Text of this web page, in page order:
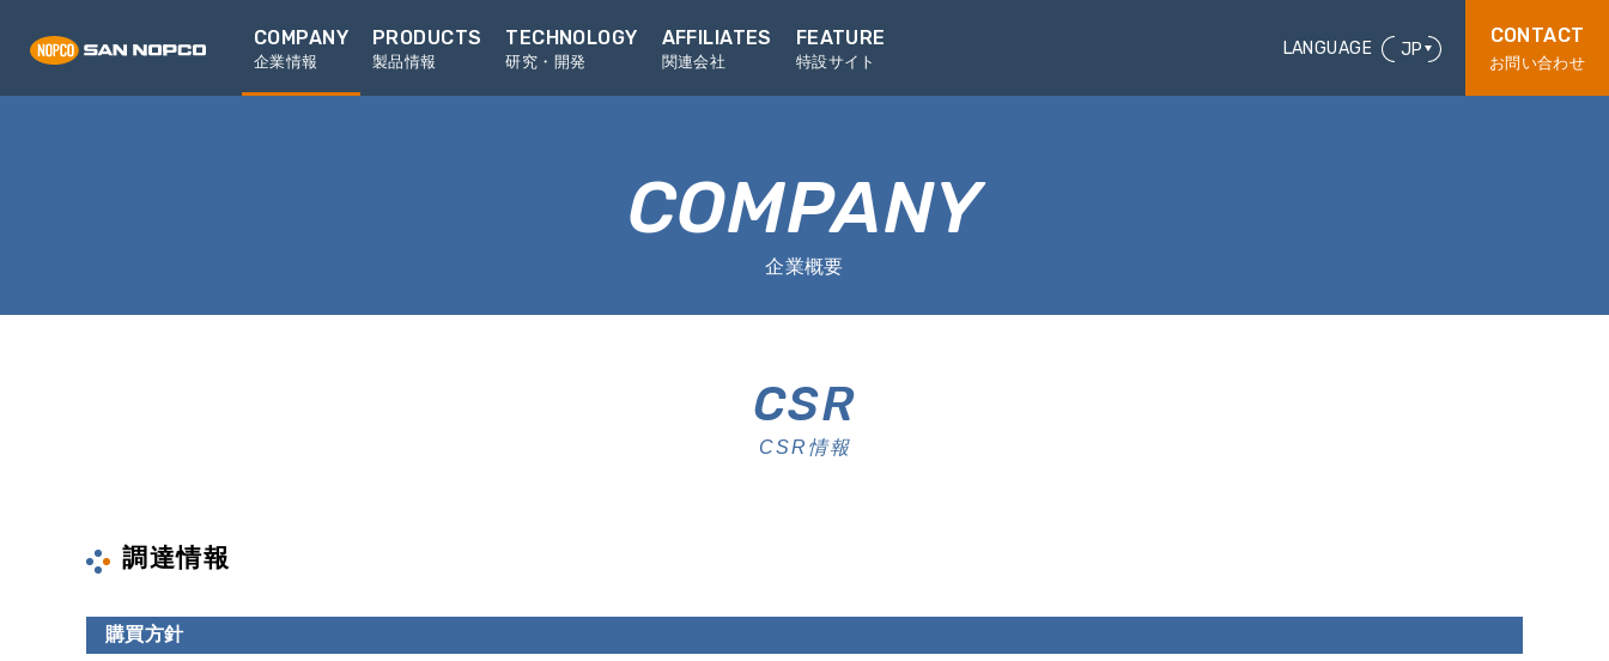
COMPANY
企業情報
PRODUCTS
製品情報
TECHNOLOGY
研究・開発
AFFILIATES
関連会社
FEATURE
特設サイト
LANGUAGE JP
CONTACT
お問い合わせ
COMPANY
企業概要
CSR
CSR情報
調達情報
購買方針